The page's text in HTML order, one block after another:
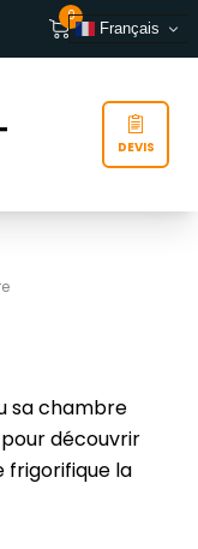
0
Français
DEVIS
sa chambre
découvrir
frigorifique la